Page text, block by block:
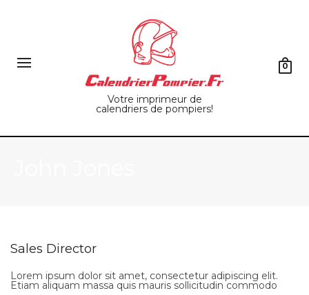
Votre imprimeur de
calendriers de pompiers!
0
Sales Director
Lorem ipsum dolor sit amet, consectetur adipiscing elit.
Etiam aliquam massa quis mauris sollicitudin commodo